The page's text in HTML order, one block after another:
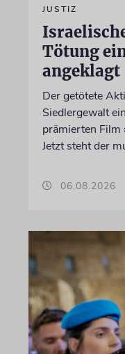
JUSTIZ
Tötung
angeklagt
Der getötete
Siedlergewalt
prämierten Film
Jetzt steht der
06.08.2026